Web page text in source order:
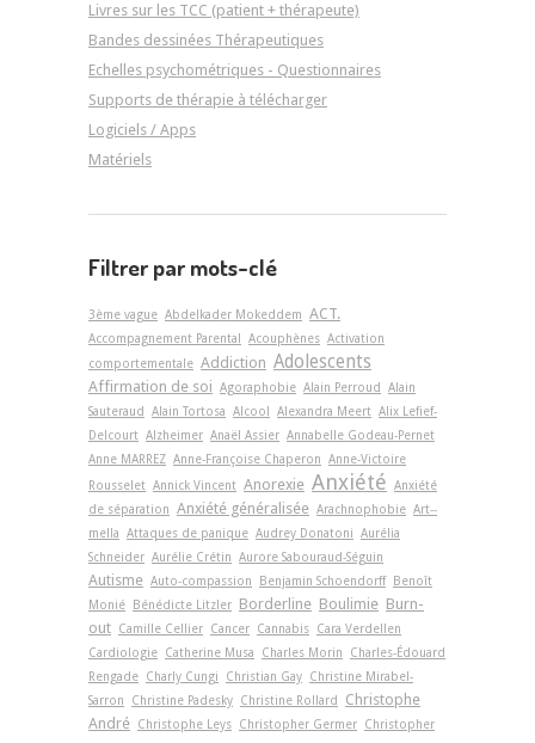
Livres sur les TCC (patient + thérapeute)
Bandes dessinées Thérapeutiques
Echelles psychométriques - Questionnaires
Supports de thérapie à télécharger
Logiciels / Apps
Matériels
Filtrer par mots-clé
3ème vague Abdelkader Mokeddem ACT.
Accompagnement Parental Acouphènes Activation
comportementale Addiction Adolescents
Affirmation de soi Agoraphobie Alain Perroud Alain
Sauteraud Alain Tortosa Alcool Alexandra Meert Alix Lefief-
Delcourt Alzheimer Anaël Assier Annabelle Godeau-Pernet
Anne MARREZ Anne-Françoise Chaperon Anne-Victoire
Rousselet Annick Vincent Anorexie Anxiété Anxiété
de séparation Anxiété généralisée Arachnophobie Art-­
mella Attaques de panique Audrey Donatoni Aurélia
Schneider Aurélie Crétin Aurore Sabouraud-Séguin
Autisme Auto-compassion Benjamin Schoendorff Benoît
Monié Bénédicte Litzler Borderline Boulimie Burn-
out Camille Cellier Cancer Cannabis Cara Verdellen
Cardiologie Catherine Musa Charles Morin
Charles-Édouard
Rengade Charly Cungi Christian Gay Christine Mirabel-
Sarron
Christine Padesky Christine Rollard
Christophe
André Christophe Leys Christopher Germer Christopher